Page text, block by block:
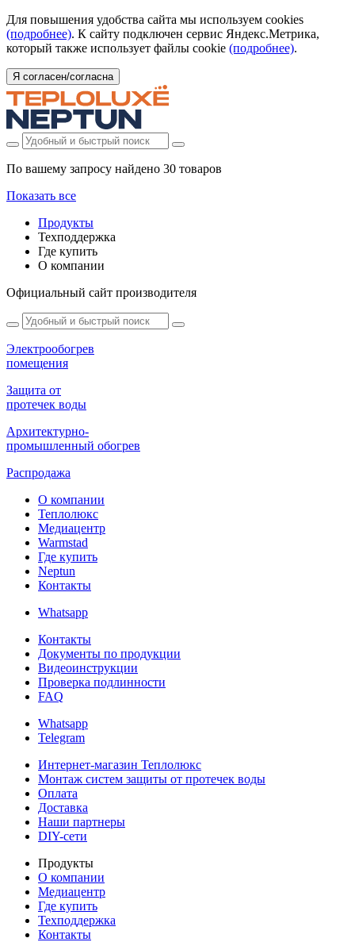
Для повышения удобства сайта мы используем cookies
(подробнее). К сайту подключен сервис Яндекс.Метрика,
который также использует файлы cookie (подробнее).
Я согласен/согласна
По вашему запросу найдено 30 товаров
Показать все
Продукты
Техподдержка
Где купить
О компании
Официальный сайт производителя
Электрообогрев
помещения
Защита от
протечек воды
Архитектурно-
промышленный обогрев
Распродажа
О компании
Теплолюкс
Медиацентр
Warmstad
Где купить
Neptun
Контакты
Whatsapp
Контакты
Документы по продукции
Видеоинструкции
Проверка подлинности
FAQ
Whatsapp
Telegram
Интернет-магазин Теплолюкс
Монтаж систем защиты от протечек воды
Оплата
Доставка
Наши партнеры
DIY-сети
Продукты
О компании
Медиацентр
Где купить
Техподдержка
Контакты